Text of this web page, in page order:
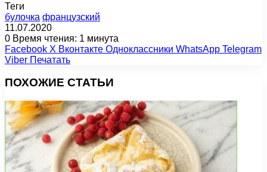
Теги
булочка французский
11.07.2020
0 Время чтения: 1 минута
Facebook X Вконтакте Одноклассники WhatsApp Telegram
Viber Печатать
ПОХОЖИЕ СТАТЬИ